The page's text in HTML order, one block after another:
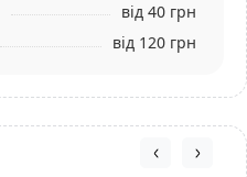
від 40 грн
від 120 грн